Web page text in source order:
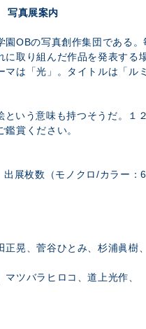
写真展案内
園OBの写真創作集団である。
に取り組んだ作品を発表する
マは「光」。タイトルは「ル
という意味も持つそうだ。１
賞ください。
出展枚数（モノクロ/カラー：
晃、菅谷ひとみ、杉浦眞樹、
ツバラヒロコ、道上光作、